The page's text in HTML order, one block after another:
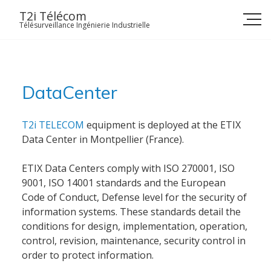
T2i Télécom
Télésurveillance Ingénierie Industrielle
DataCenter
T2i TELECOM equipment is deployed at the ETIX
Data Center in Montpellier (France).
ETIX Data Centers comply with ISO 270001, ISO
9001, ISO 14001 standards and the European
Code of Conduct, Defense level for the security of
information systems. These standards detail the
conditions for design, implementation, operation,
control, revision, maintenance, security control in
order to protect information.
Accueil